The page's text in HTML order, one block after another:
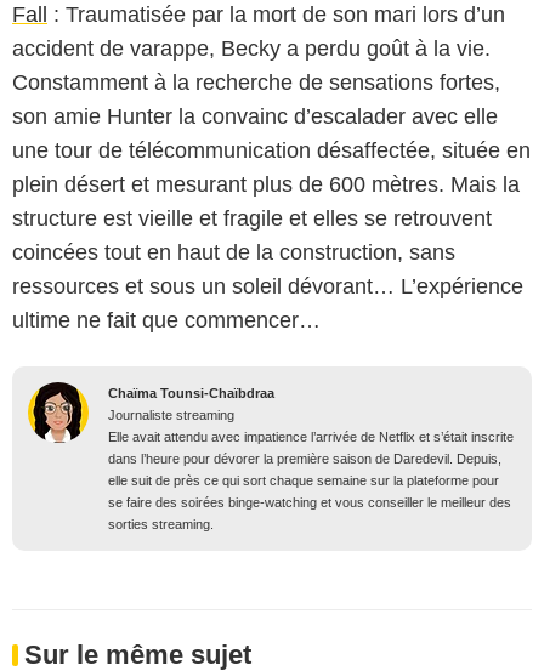
Fall : Traumatisée par la mort de son mari lors d’un
accident de varappe, Becky a perdu goût à la vie.
Constamment à la recherche de sensations fortes,
son amie Hunter la convainc d’escalader avec elle
une tour de télécommunication désaffectée, située en
plein désert et mesurant plus de 600 mètres. Mais la
structure est vieille et fragile et elles se retrouvent
coincées tout en haut de la construction, sans
ressources et sous un soleil dévorant… L’expérience
ultime ne fait que commencer…
Chaïma Tounsi-Chaïbdraa
Journaliste streaming
Elle avait attendu avec impatience l’arrivée de Netflix et s’était inscrite
dans l’heure pour dévorer la première saison de Daredevil. Depuis,
elle suit de près ce qui sort chaque semaine sur la plateforme pour
se faire des soirées binge-watching et vous conseiller le meilleur des
sorties streaming.
Sur le même sujet